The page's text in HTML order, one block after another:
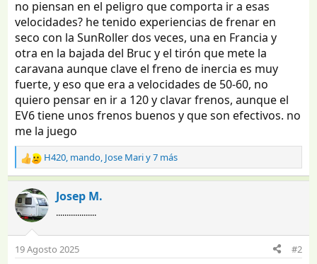
no piensan en el peligro que comporta ir a esas
velocidades? he tenido experiencias de frenar en
seco con la SunRoller dos veces, una en Francia y
otra en la bajada del Bruc y el tirón que mete la
caravana aunque clave el freno de inercia es muy
fuerte, y eso que era a velocidades de 50-60, no
quiero pensar en ir a 120 y clavar frenos, aunque el
EV6 tiene unos frenos buenos y que son efectivos. no
me la juego
R
e
a
c
c
o
n
H420, mando, Jose Mariy 7 más
Josep M.
...................
19 Agosto 2025 #2